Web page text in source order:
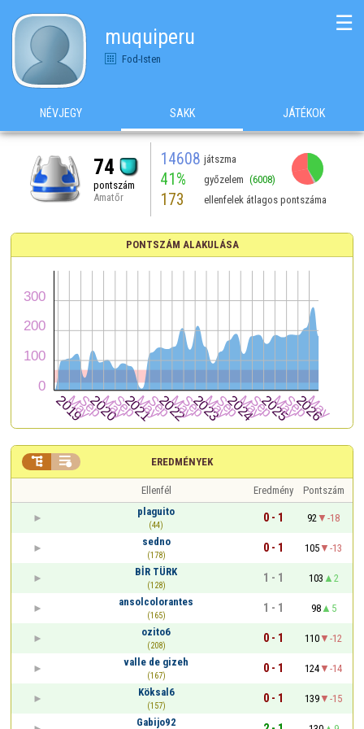
muquiperu
Fod-Isten
☰
NÉVJEGY SAKK JÁTÉKOK
74
pontszám
Amatőr
14608 játszma
41% győzelem (6008)
173 ellenfelek átlagos pontszáma
PONTSZÁM ALAKULÁSA
EREDMÉNYEK
 
Ellenfél Eredmény
Pontszám
plaguito
(44)
0 - 1 92
-18
sedno
(178)
0 - 1 105
-13
BİR TÜRK
(128)
1 - 1 103
2
ansolcolorantes
(165)
1 - 1 98
5
ozito6
(208)
0 - 1 110
-12
valle de gizeh
(167)
0 - 1 124
-14
Köksal6
(157)
0 - 1 139
-15
Gabijo92